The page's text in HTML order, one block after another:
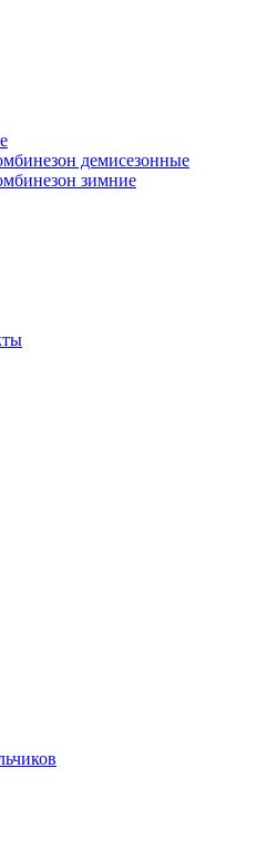
демисезонные
зимние